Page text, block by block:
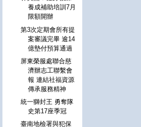
養成補助培訓7月
限額開辦
第3次定期會所有提
案審議完畢 逾14
億墊付預算通過
屏東榮服處聯合慈
濟辦志工聯繫會
報 連結社福資源
傳承服務精神
統一獅封王 勇奪隊
史第17座季冠
臺南地檢署與犯保